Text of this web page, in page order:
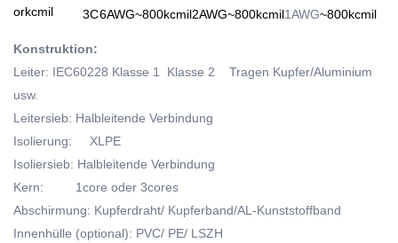
orkcmil
3C6AWG~800kcmil2AWG~800kcmil1AWG~800kcmil
Konstruktion:
Leiter: IEC60228 Klasse 1 Klasse 2 Tragen Kupfer/Aluminium
usw.
Leitersieb: Halbleitende Verbindung
Isolierung: XLPE
Isoliersieb: Halbleitende Verbindung
Kern: 1core oder 3cores
Abschirmung: Kupferdraht/ Kupferband/AL-Kunststoffband
Innenhülle (optional): PVC/ PE/ LSZH